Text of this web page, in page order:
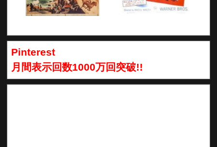
Pinterest
月間表示回数1000万回突破!!